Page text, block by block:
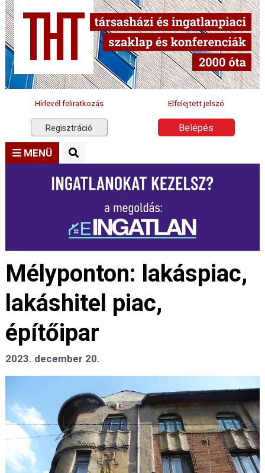
Hírlevél feliratkozás Elfelejtett jelszó
Regisztráció Belépés
MENÜ
Mélyponton: lakáspiac,
lakáshitel piac,
építőipar
2023. december 20.